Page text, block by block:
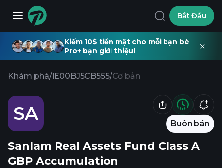
Bắt Đầu
Kiếm 10$ tiền mặt cho mỗi bạn bè
Pro+ bạn giới thiệu!
Khám phá/IE00BJ5CB555/Cơ bản
SA Buôn bán
Sanlam Real Assets Fund Class A
GBP Accumulation